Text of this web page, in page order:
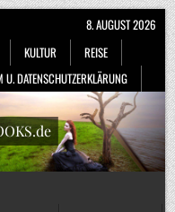
KULTUR
REISE
DATENSCHUTZERKLÄRUNG
8. AUGUST 2026